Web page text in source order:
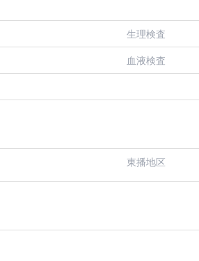
生理検査
血液検査
東播地区